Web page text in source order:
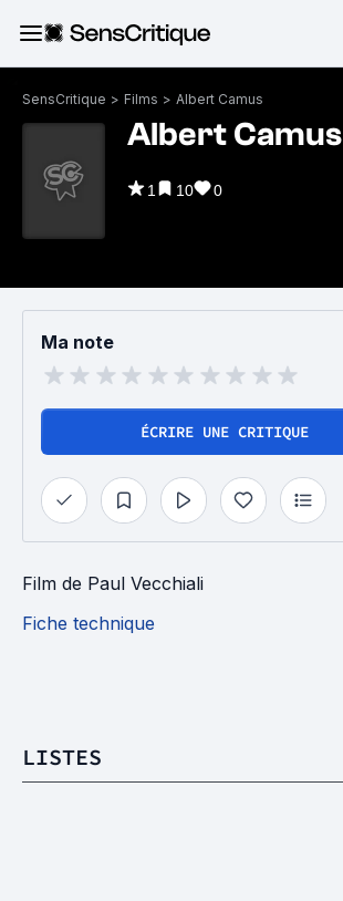
SensCritique > Films > Albert Camus
Albert Camus
1 10 0
Ma note
ÉCRIRE UNE CRITIQUE
Film de Paul Vecchiali
Fiche technique
LISTES